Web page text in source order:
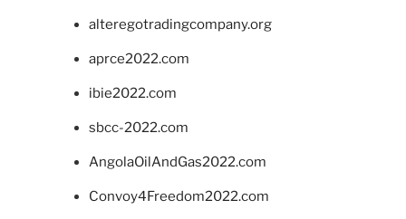
alteregotradingcompany.org
aprce2022.com
ibie2022.com
sbcc-2022.com
AngolaOilAndGas2022.com
Convoy4Freedom2022.com